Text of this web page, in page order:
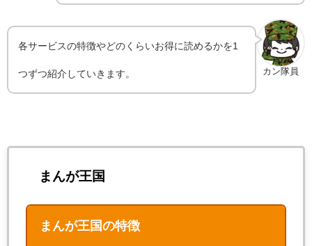
カン隊員
各サービスの特徴やどのくらいお得に読めるかを1
つずつ紹介していきます。
まんが王国
まんが王国の特徴